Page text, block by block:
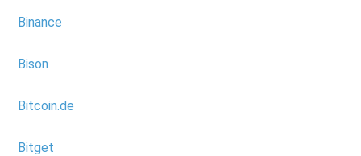
Binance
Bison
Bitcoin.de
Bitget